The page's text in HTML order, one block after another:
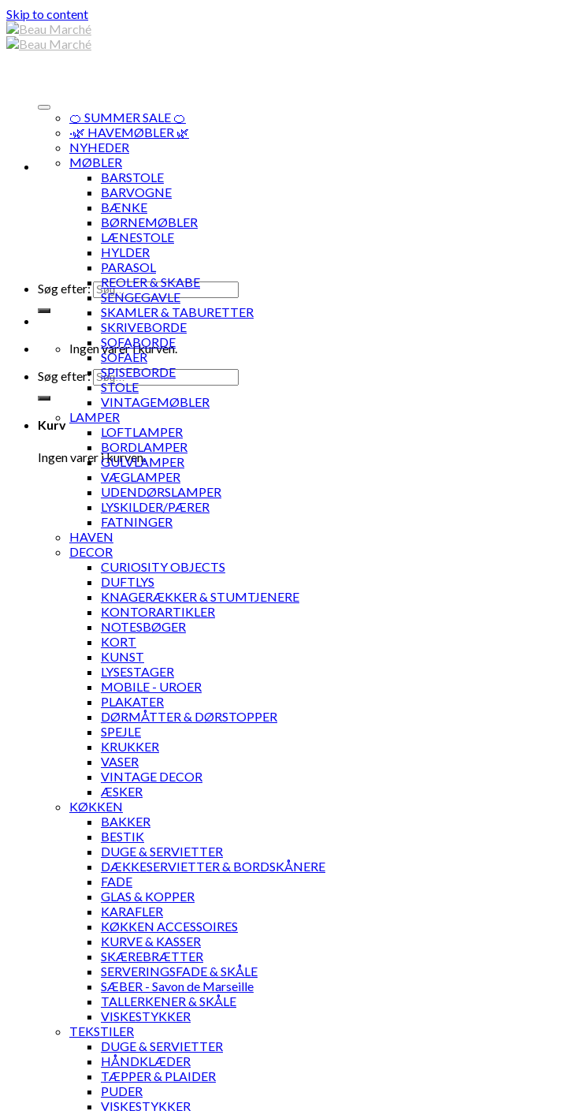
Skip to content
Søg efter:
Ingen varer i kurven.
Søg efter:
Kurv
Ingen varer i kurven.
🍊 SUMMER SALE 🍊
·🌿 HAVEMØBLER 🌿
NYHEDER
MØBLER
BARSTOLE
BARVOGNE
BÆNKE
BØRNEMØBLER
LÆNESTOLE
HYLDER
PARASOL
REOLER & SKABE
SENGEGAVLE
SKAMLER & TABURETTER
SKRIVEBORDE
SOFABORDE
SOFAER
SPISEBORDE
STOLE
VINTAGEMØBLER
LAMPER
LOFTLAMPER
BORDLAMPER
GULVLAMPER
VÆGLAMPER
UDENDØRSLAMPER
LYSKILDER/PÆRER
FATNINGER
HAVEN
DECOR
CURIOSITY OBJECTS
DUFTLYS
KNAGERÆKKER & STUMTJENERE
KONTORARTIKLER
NOTESBØGER
KORT
KUNST
LYSESTAGER
MOBILE - UROER
PLAKATER
DØRMÅTTER & DØRSTOPPER
SPEJLE
KRUKKER
VASER
VINTAGE DECOR
ÆSKER
KØKKEN
BAKKER
BESTIK
DUGE & SERVIETTER
DÆKKESERVIETTER & BORDSKÅNERE
FADE
GLAS & KOPPER
KARAFLER
KØKKEN ACCESSOIRES
KURVE & KASSER
SKÆREBRÆTTER
SERVERINGSFADE & SKÅLE
SÆBER - Savon de Marseille
TALLERKENER & SKÅLE
VISKESTYKKER
TEKSTILER
DUGE & SERVIETTER
HÅNDKLÆDER
TÆPPER & PLAIDER
PUDER
VISKESTYKKER